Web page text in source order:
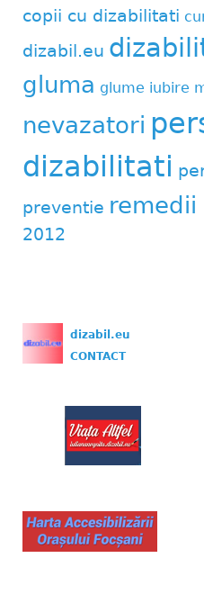
copii cu dizabilitati
dizabil.eu
gluma glume iubire
nevazatori
dizabilitati
preventie remedii
2012
dizabil.eu
CONTACT